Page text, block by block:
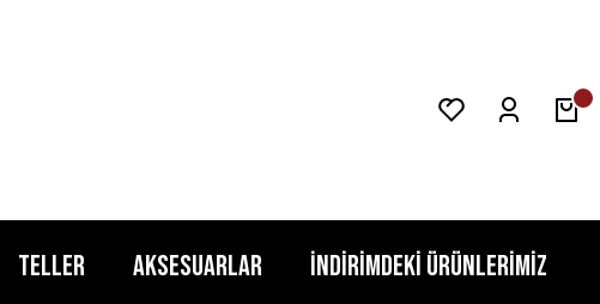
Teller Aksesuarlar İndirimdeki Ürünlerimiz